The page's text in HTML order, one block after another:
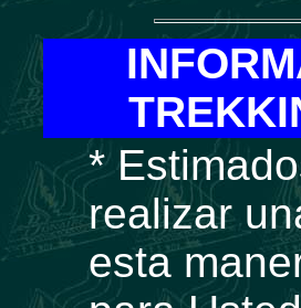
*
realizar
esta